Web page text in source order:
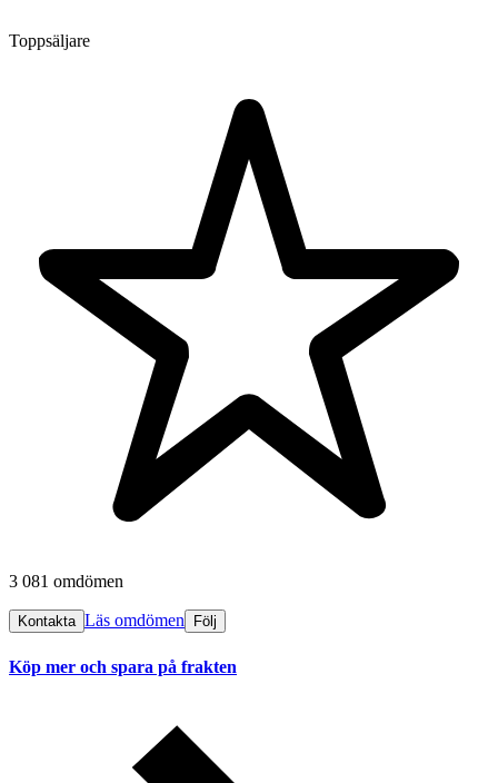
Toppsäljare
3 081 omdömen
Kontakta Läs omdömen Följ
Köp mer och spara på frakten